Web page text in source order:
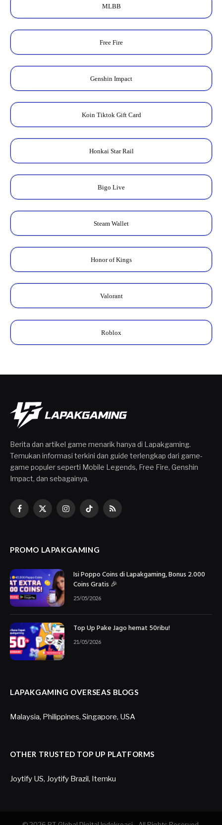
MLBB
Free Fire
Genshin Impact
Koin Tiktok Gift Card
Honkai Star Rail
Bigo Live
Steam Wallet
Honor of Kings
Valorant
Roblox
Berita dan artikel game menarik hanya di Lapakgaming.
Temukan informasi terkini dan guide terlengkap dari game-
game populer seperti Mobile Legends, Free Fire, Genshin
Impact, dan sebagainya.
Facebook
X
InstagramTikTokRSS
PROMO LAPAKGAMING
Isi Poppo Coins di Lapakgaming, Bonus 2.000
Coins Gratis 🎉
25/05/2026
Top Up Pake Jago hemat 50ribu!
21/05/2026
LAPAKGAMING OVERSEAS BLOGS
Malaysia, Philippines, Singapore, USA
OTHER TRUSTED TOP UP PLATFORMS
Joytify US, Joytify Brazil, Itemku